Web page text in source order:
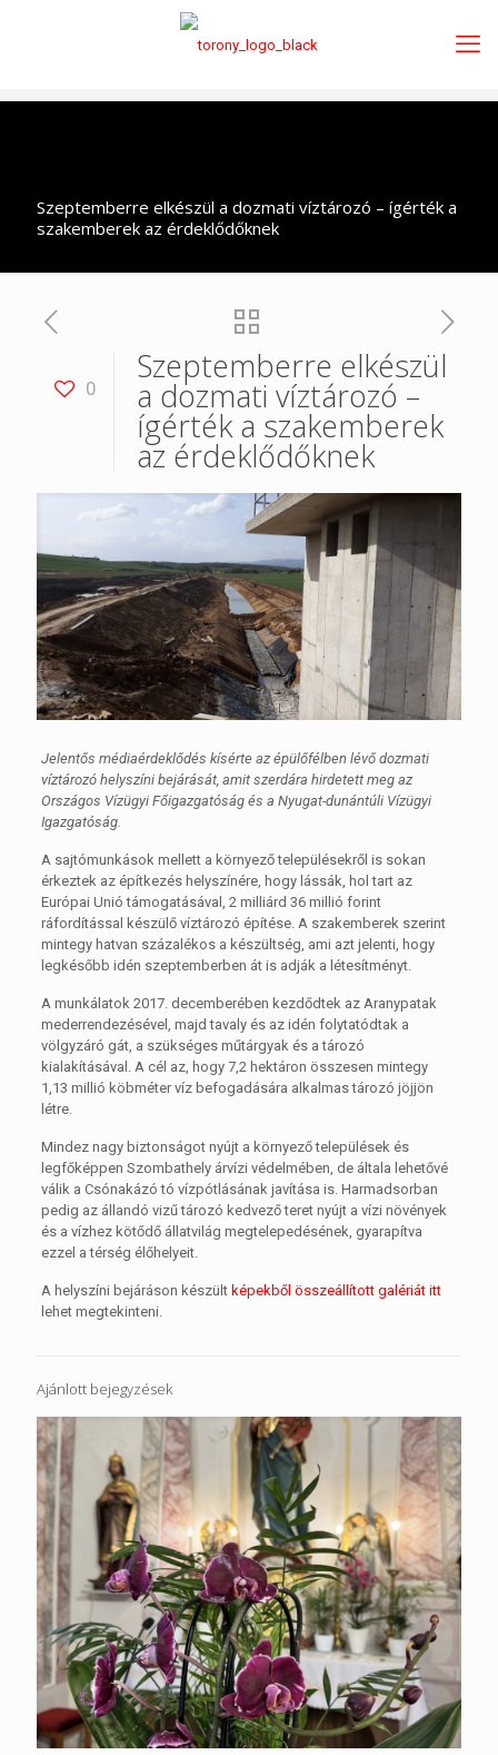
Szeptemberre elkészül a dozmati víztározó – ígérték a
szakemberek az érdeklődőknek
0
Szeptemberre elkészül
a dozmati víztározó –
ígérték a szakemberek
az érdeklődőknek
Jelentős médiaérdeklődés kísérte az épülőfélben lévő dozmati
víztározó helyszíni bejárását, amit szerdára hirdetett meg az
Országos Vízügyi Főigazgatóság és a Nyugat-dunántúli Vízügyi
Igazgatóság.
A sajtómunkások mellett a környező településekről is sokan
érkeztek az építkezés helyszínére, hogy lássák, hol tart az
Európai Unió támogatásával, 2 milliárd 36 millió forint
ráfordítással készülő víztározó építése. A szakemberek szerint
mintegy hatvan százalékos a készültség, ami azt jelenti, hogy
legkésőbb idén szeptemberben át is adják a létesítményt.
A munkálatok 2017. decemberében kezdődtek az Aranypatak
mederrendezésével, majd tavaly és az idén folytatódtak a
völgyzáró gát, a szükséges műtárgyak és a tározó
kialakításával. A cél az, hogy 7,2 hektáron összesen mintegy
1,13 millió köbméter víz befogadására alkalmas tározó jöjjön
létre.
Mindez nagy biztonságot nyújt a környező települések és
legfőképpen Szombathely árvízi védelmében, de általa lehetővé
válik a Csónakázó tó vízpótlásának javítása is. Harmadsorban
pedig az állandó vizű tározó kedvező teret nyújt a vízi növények
és a vízhez kötődő állatvilág megtelepedésének, gyarapítva
ezzel a térség élőhelyeit.
A helyszíni bejáráson készült képekből összeállított galériát itt
lehet megtekinteni.
Ajánlott bejegyzések